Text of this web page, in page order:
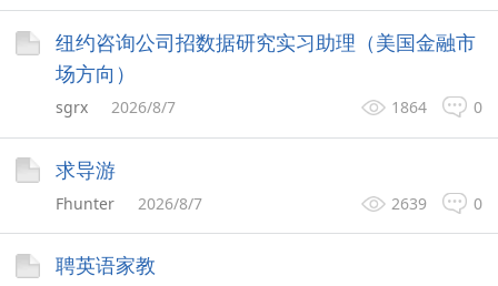
纽约咨询公司招数据研究实习助理（美国金融市
场方向）
0
1864
sgrx 2026/8/7
求导游
0
2639
Fhunter 2026/8/7
聘英语家教